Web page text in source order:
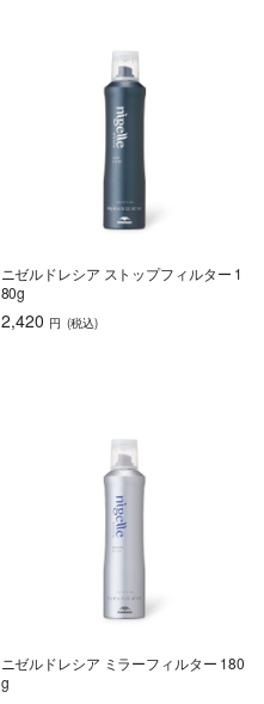
ニゼルドレシア ストップフィルター 1
80g
2,420 円 (税込)
ニゼルドレシア ミラーフィルター 180
g